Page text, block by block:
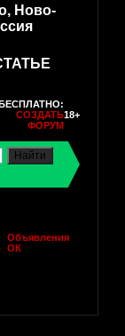
Ново-
СОЗДАТЬ
ФОРУМ
18+
Объявления
ОК